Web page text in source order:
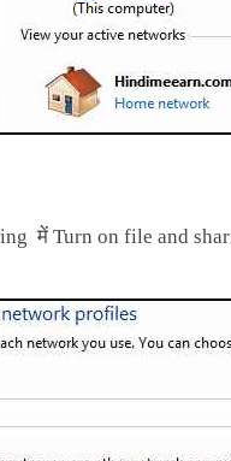
में Turn on file and